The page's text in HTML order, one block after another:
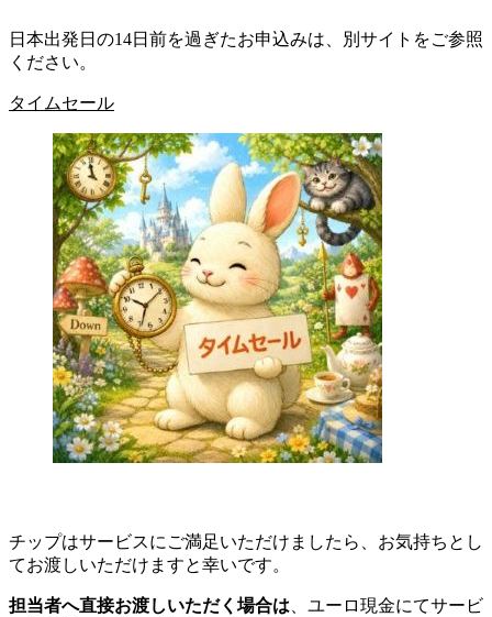
日本出発日の14日前を過ぎたお申込みは、別サイトをご参照
ください。
タイムセール
チップはサービスにご満足いただけましたら、お気持ちとし
てお渡しいただけますと幸いです。
担当者へ直接お渡しいただく場合は 、ユーロ現金にてサービ